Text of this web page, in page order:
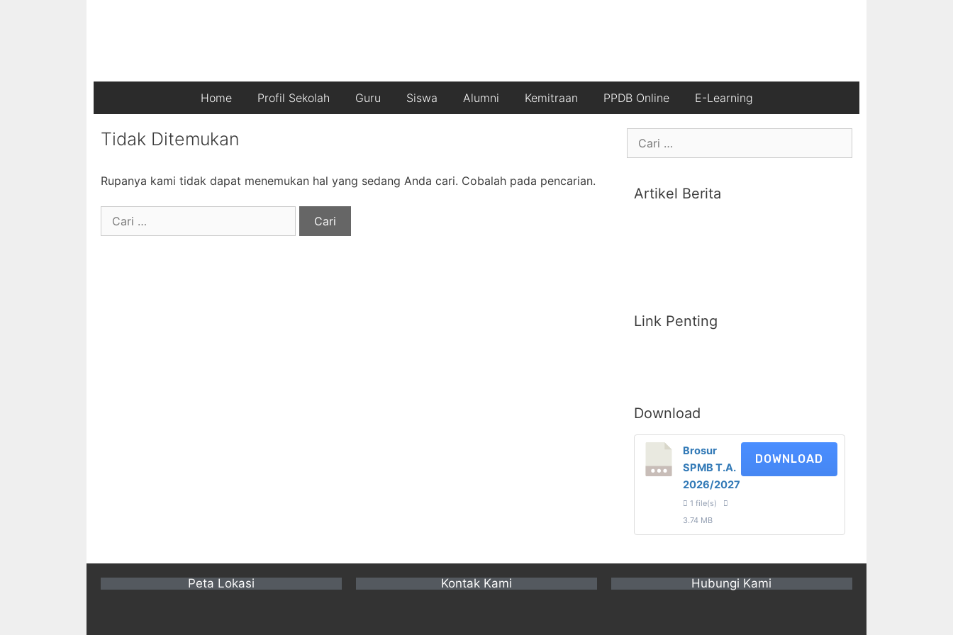
Home Profil Sekolah Guru Siswa Alumni Kemitraan PPDB Online E-Learning
Tidak Ditemukan
Rupanya kami tidak dapat menemukan hal yang sedang Anda cari. Cobalah pada pencarian.
Artikel Berita
Link Penting
Download
Brosur
SPMB T.A.
2026/2027
1 file(s)
3.74 MB
DOWNLOAD
Peta Lokasi Kontak Kami Hubungi Kami